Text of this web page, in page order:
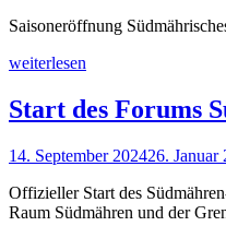
Saisoneröffnung
weiterlesen
Start des Forums
14. September 202426. Januar
Offizieller Start des
Raum Südmähren und der